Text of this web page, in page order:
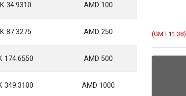
100 AMD
34.9310 ISK
250 AMD
87.3275 ISK
500 AMD
174.6550 ISK
1000 AMD
349.3100 ISK